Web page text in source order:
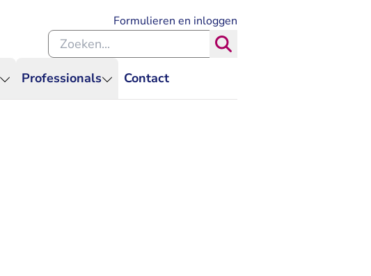
Professionals Contact
Formulieren en inloggen
Zoeken binnen de Rechtspraak